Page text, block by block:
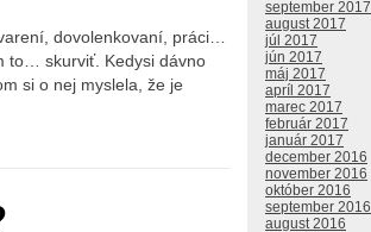
dovolenkovaní, práci…
to… skurviť. Kedysi dávno
si o nej myslela, že je
september 2017
august 2017
júl 2017
jún 2017
máj 2017
apríl 2017
marec 2017
február 2017
január 2017
december 2016
november 2016
október 2016
september 2016
august 2016